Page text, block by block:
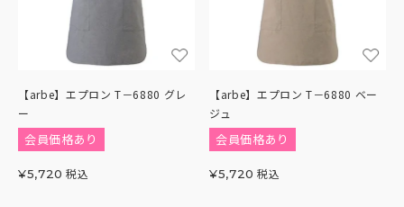
【arbe】エプロン T－6880 グレ
ー
会員価格あり
¥5,720 税込
【arbe】エプロン T－6880 ベー
ジュ
会員価格あり
¥5,720 税込